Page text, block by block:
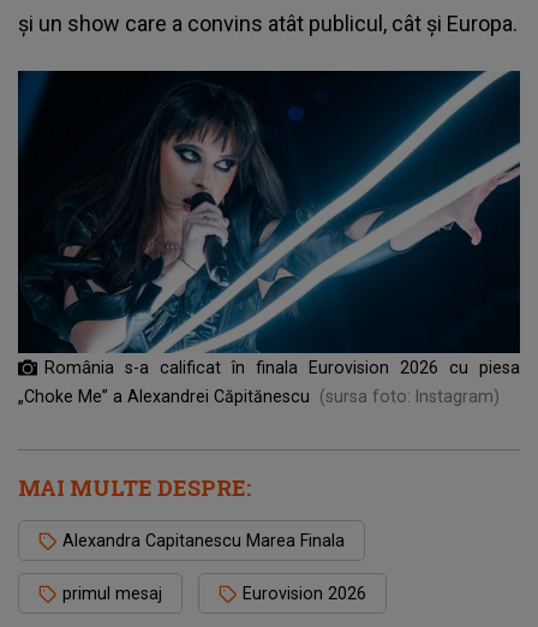
și un show care a convins atât publicul, cât și Europa.
România s-a calificat în finala Eurovision 2026 cu piesa
„Choke Me” a Alexandrei Căpitănescu
(sursa foto: Instagram)
MAI MULTE DESPRE:
Alexandra Capitanescu Marea Finala
primul mesaj Eurovision 2026